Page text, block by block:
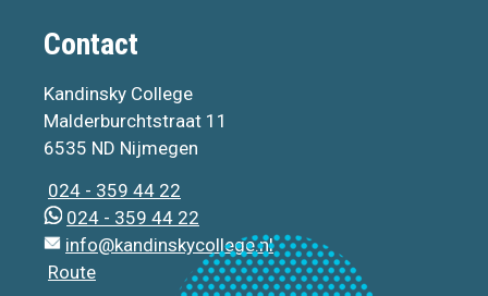
Contact
Kandinsky College
Malderburchtstraat 11
6535 ND Nijmegen
024 - 359 44 22
024 - 359 44 22
info@kandinskycollege.nl
Route